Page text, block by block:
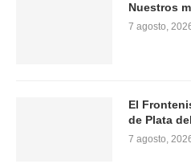
Nuestros
7 agosto,
El
de Plata
7 agosto,